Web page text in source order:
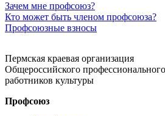
Зачем мне профсоюз?
Кто может быть членом профсоюза?
Профсоюзные взносы
Пермская краевая организация
Общероссийского
работников культуры
Профсоюз